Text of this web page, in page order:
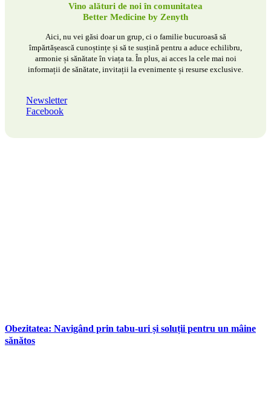
Vino alături de noi în comunitatea
Better Medicine by Zenyth
Aici, nu vei găsi doar un grup, ci o familie bucuroasă să
împărtășească cunoștințe și să te susțină pentru a aduce echilibru,
armonie și sănătate în viața ta. În plus, ai acces la cele mai noi
informații de sănătate, invitații la evenimente și resurse exclusive.
Newsletter
Facebook
Obezitatea: Navigând prin tabu-uri și soluții pentru un mâine
sănătos